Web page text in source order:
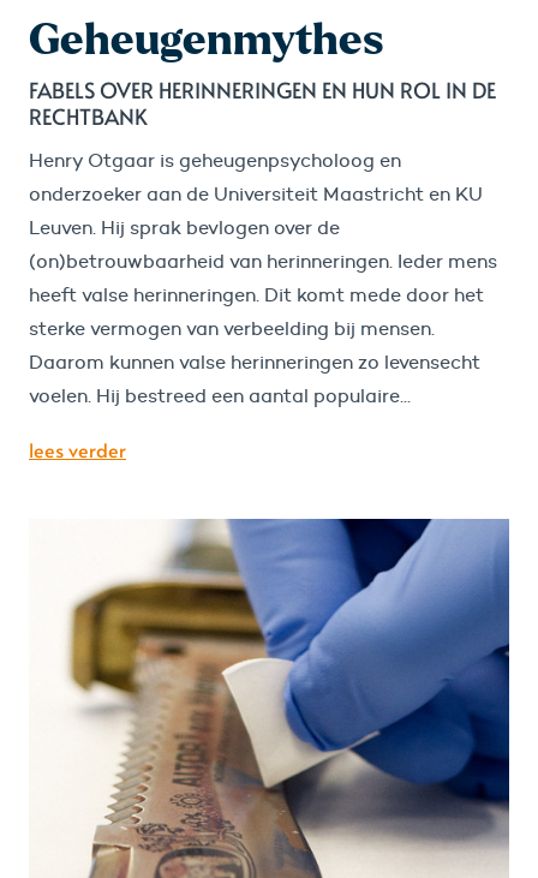
Geheugenmythes
FABELS OVER HERINNERINGEN EN HUN ROL IN DE
RECHTBANK
Henry Otgaar is geheugenpsycholoog en
onderzoeker aan de Universiteit Maastricht en KU
Leuven. Hij sprak bevlogen over de
(on)betrouwbaarheid van herinneringen. Ieder mens
heeft valse herinneringen. Dit komt mede door het
sterke vermogen van verbeelding bij mensen.
Daarom kunnen valse herinneringen zo levensecht
voelen. Hij bestreed een aantal populaire...
lees verder